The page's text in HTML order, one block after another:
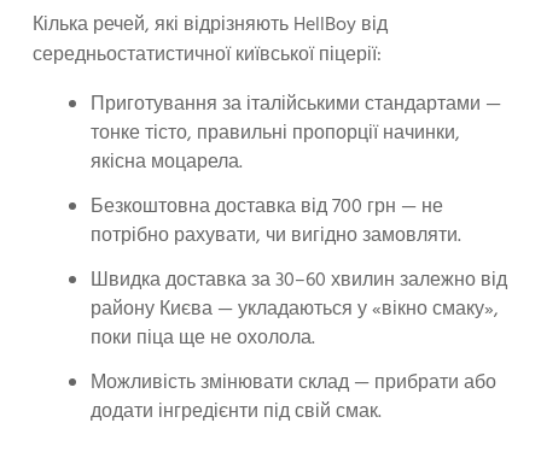
Кілька речей, які відрізняють HellBoy від
середньостатистичної київської піцерії:
Приготування за італійськими стандартами —
тонке тісто, правильні пропорції начинки,
якісна моцарела.
Безкоштовна доставка від 700 грн — не
потрібно рахувати, чи вигідно замовляти.
Швидка доставка за 30–60 хвилин залежно від
району Києва — укладаються у «вікно смаку»,
поки піца ще не охолола.
Можливість змінювати склад — прибрати або
додати інгредієнти під свій смак.